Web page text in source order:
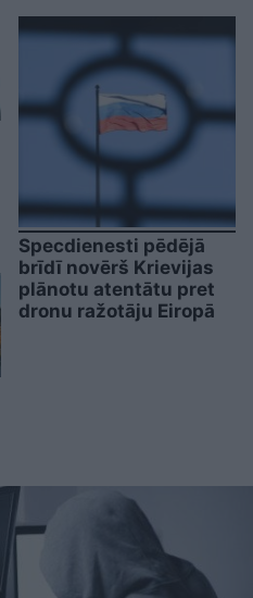
Specdienesti pēdējā
brīdī novērš Krievijas
plānotu atentātu pret
dronu ražotāju Eiropā